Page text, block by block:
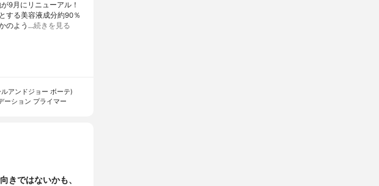
9月にリニューアル！
する美容液成分約90％
のよう…続きを見る
ルアンドジョー ボーテ)
ーション プライマー
きではないかも、